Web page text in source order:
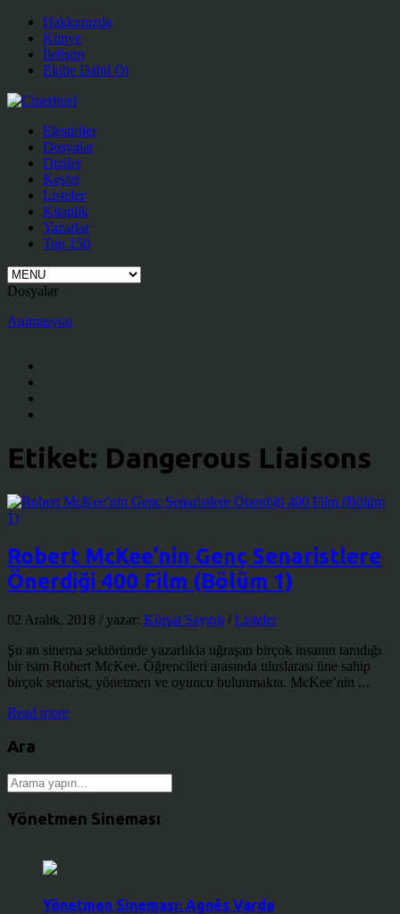
Hakkımızda
Künye
İletişim
Ekibe Dahil Ol
Eleştiriler
Dosyalar
Diziler
Keşfet
Listeler
Kitaplık
Yazarlar
Top 150
Dosyalar
Animasyon
Etiket: Dangerous Liaisons
Robert McKee’nin Genç Senaristlere
Önerdiği 400 Film (Bölüm 1)
02 Aralık, 2018 / yazar: Kürşat Saygılı / Listeler
Şu an sinema sektöründe yazarlıkla uğraşan birçok insanın tanıdığı
bir isim Robert McKee. Öğrencileri arasında uluslarası üne sahip
birçok senarist, yönetmen ve oyuncu bulunmakta. McKee’nin ...
Read more
Ara
Yönetmen Sineması
Yönetmen Sineması: Agnès Varda